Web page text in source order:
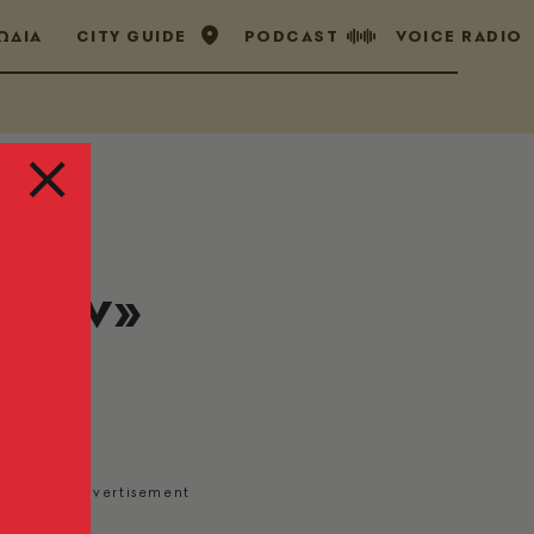
CITY GUIDE PODCAST VOICE RADIO